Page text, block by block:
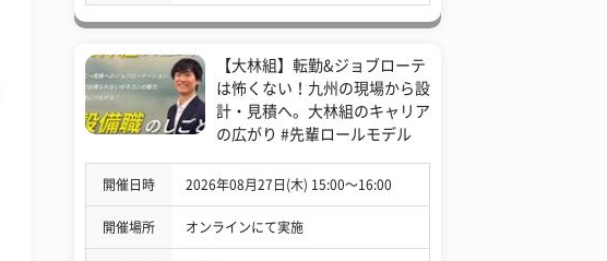
【大林組】転勤&ジョブローテ
は怖くない！九州の現場から設
計・見積へ。大林組のキャリア
の広がり #先輩ロールモデル
開催日時 2026年08月27日(木) 15:00〜16:00
開催場所 オンラインにて実施